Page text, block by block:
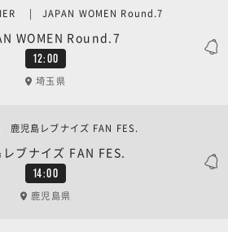
12:00
WOMEN Round.7
| JAPAN WOMEN Round.7
埼玉県
14:00
ブナイズ FAN FES.
児島レブナイズ FAN FES.
鹿児島県